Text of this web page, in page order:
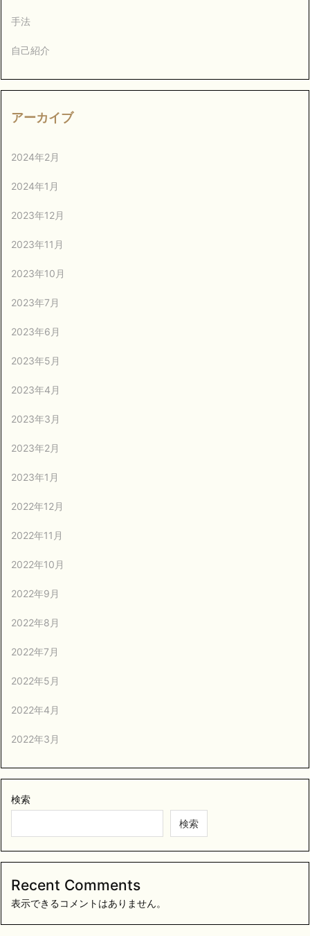
手法
自己紹介
アーカイブ
2024年2月
2024年1月
2023年12月
2023年11月
2023年10月
2023年7月
2023年6月
2023年5月
2023年4月
2023年3月
2023年2月
2023年1月
2022年12月
2022年11月
2022年10月
2022年9月
2022年8月
2022年7月
2022年5月
2022年4月
2022年3月
検索
検索
Recent Comments
表示できるコメントはありません。